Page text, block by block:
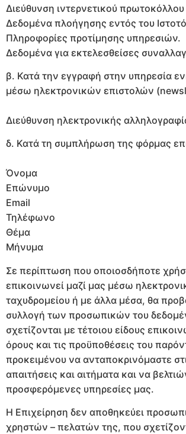
Διεύθυνση ιντερνετικού
Δεδομένα πλοήγησης εντός του
Πληροφορίες προτίμησης υπηρεσιών.
Δεδομένα για εκτελεσθείσες
β. Κατά την εγγραφή στην υπηρεσία
μέσω ηλεκτρονικών επιστολών
Διεύθυνση ηλεκτρονικής
δ. Κατά τη συμπλήρωση της φόρμας
Όνομα
Επώνυμο
Email
Τηλέφωνο
Θέμα
Μήνυμα
Σε περίπτωση που οποιοσδήποτε
επικοινωνεί μαζί μας μέσω
ταχυδρομείου ή με άλλα μέσα, θα
συλλογή των προσωπικών του
σχετίζονται με τέτοιου είδους
όρους και τις προϋποθέσεις του
προκειμένου να ανταποκρινόμαστε
απαιτήσεις και αιτήματα και να
προσφερόμενες υπηρεσίες μας.
Η Επιχείρηση δεν αποθηκεύει
χρηστών – πελατών της, που